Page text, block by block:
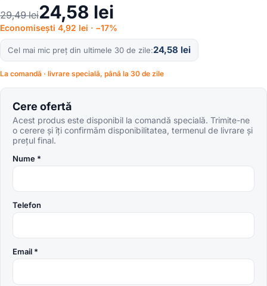
29,49lei24,58 lei
Economisești 4,92 lei · −17%
Cel mai mic preț din ultimele 30 de zile 24,58 lei
La comandă · livrare specială, până la 30 de zile
Cere ofertă
Acest produs este disponibil la comandă specială. Trimite-ne
o cerere și îți confirmăm disponibilitatea, termenul de livrare și
prețul final.
Nume *
Telefon
Email *